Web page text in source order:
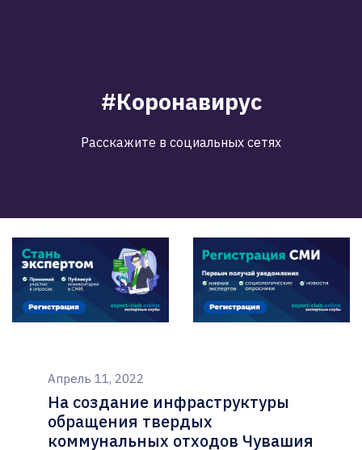
#Коронавирус
Расскажите в социальных сетях
Апрель 11, 2022
На создание инфраструктуры
обращения твердых
коммунальных отходов Чувашия